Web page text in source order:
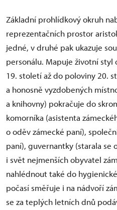
Základní prohlídkový okruh
reprezentačních prostor
jedné, v druhé pak ukazuje
personálu. Mapuje životní
19. století až do poloviny 20.
a honosně vyzdobených
a knihovny) pokračuje do
komorníka (asistenta
o oděv zámecké paní),
paní), guvernantky (starala se
i svět nejmenších obyvatel
nahlédnout také do
počasí směřuje i na nádvoří
se za teplých letních dnů